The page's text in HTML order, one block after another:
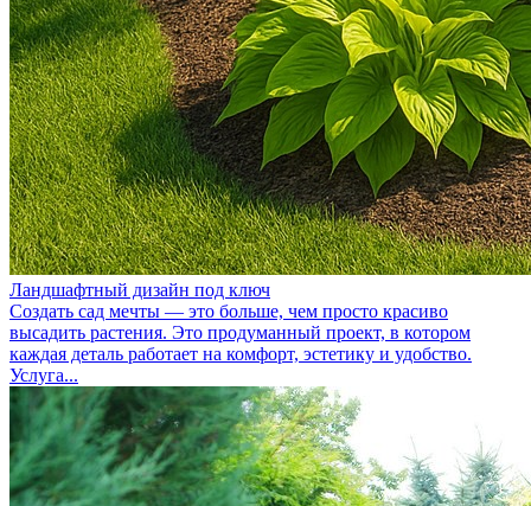
Ландшафтный дизайн под ключ
Создать сад мечты — это больше, чем просто красиво
высадить растения. Это продуманный проект, в котором
каждая деталь работает на комфорт, эстетику и удобство.
Услуга...